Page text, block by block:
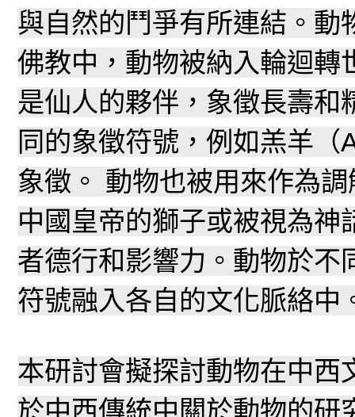
與自然的鬥爭有所連結。動
佛教中，動物被納入輪迴轉
是仙人的夥伴，象徵長壽
同的象徵符號，例如羔羊（
象徵。 動物也被用來作為
中國皇帝的獅子或被視為
者德行和影響力。動物於不
符號融入各自的文化脈絡中
本研討會擬探討動物在中西
於中西傳統中關於動物的研